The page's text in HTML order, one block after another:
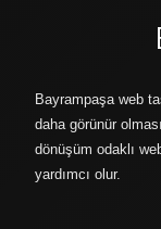
Bayrampaşa web
daha görünür
dönüşüm odaklı
yardımcı olur.